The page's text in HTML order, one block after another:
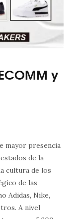
y
mayor presencia
de la
cultura de los
de las
Adidas, Nike,
A nivel